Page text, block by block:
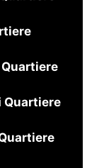
Quartiere
Quartiere